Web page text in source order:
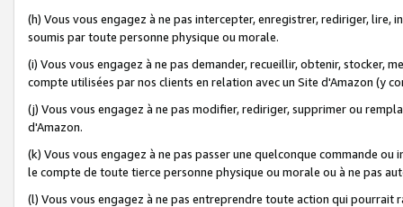
(h) Vous vous engagez à ne pas intercepter, enregistrer, rediriger,
soumis par toute personne physique ou morale.
(i) Vous vous engagez à ne pas demander, recueillir, obtenir, stocker,
compte utilisées par nos clients en relation avec un Site d'Amazon (y
(j) Vous vous engagez à ne pas modifier, rediriger, supprimer ou
d'Amazon.
(k) Vous vous engagez à ne pas passer une quelconque commande
le compte de toute tierce personne physique ou morale ou à ne pas
(l) Vous vous engagez à ne pas entreprendre toute action qui